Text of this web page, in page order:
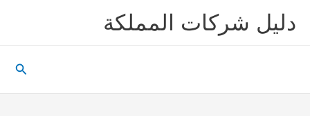
دليل شركات المملكة